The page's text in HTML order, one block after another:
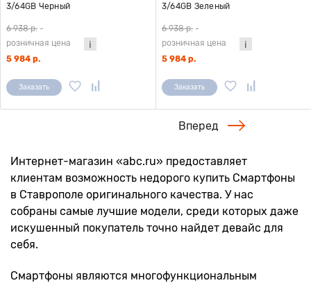
3/64GB Черный
6 938 р. -
розничная цена
5 984 р.
Заказать
3/64GB Зеленый
6 938 р. -
розничная цена
5 984 р.
Заказать
Вперед
Интернет-магазин «abc.ru» предоставляет
клиентам возможность недорого купить Смартфоны
в Ставрополе оригинального качества. У нас
собраны самые лучшие модели, среди которых даже
искушенный покупатель точно найдет девайс для
себя.
Смартфоны являются многофункциональным